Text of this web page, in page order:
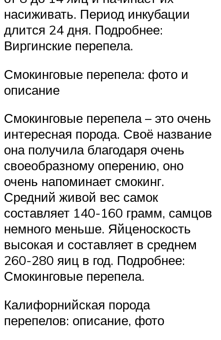
насиживать. Период инкубации
длится 24 дня. Подробнее:
Виргинские перепела.
Смокинговые перепела: фото и
описание
Смокинговые перепела – это очень
интересная порода. Своё название
она получила благодаря очень
своеобразному оперению, оно
очень напоминает смокинг.
Средний живой вес самок
составляет 140-160 грамм, самцов
немного меньше. Яйценоскость
высокая и составляет в среднем
260-280 яиц в год. Подробнее:
Смокинговые перепела.
Калифорнийская порода
перепелов: описание, фото